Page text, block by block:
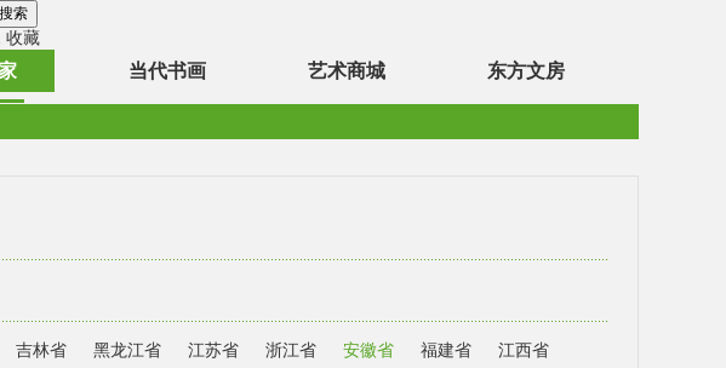
收藏
当代书画 艺术商城 东方文房
吉林省 黑龙江省 江苏省 浙江省 安徽省 福建省
江西省